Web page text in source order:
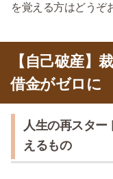
を覚える方はどうぞ
【自己破産】
借金がゼロに
人生の再スター
えるもの